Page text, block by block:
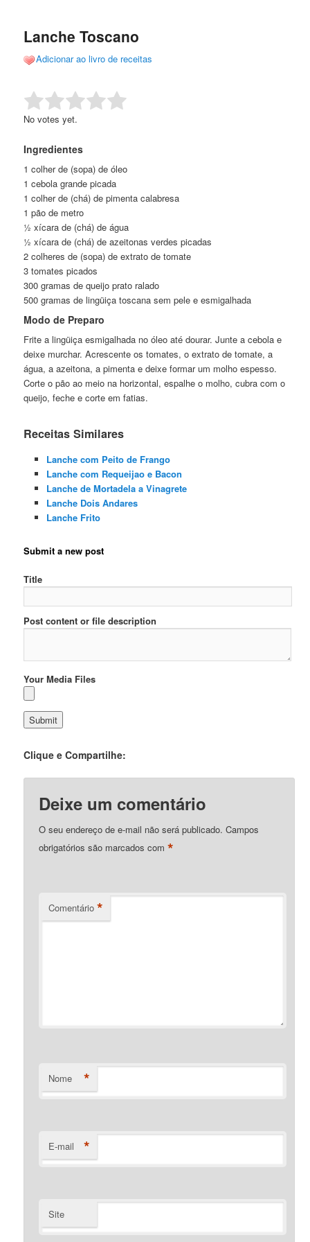
conteúdo
conteúdo
Lanche Toscano
Adicionar ao livro de receitas
Rate this item: Submit Rating
No votes yet.
Ingredientes
1 colher de (sopa) de óleo
1 cebola grande picada
1 colher de (chá) de pimenta calabresa
1 pão de metro
½ xícara de (chá) de água
½ xícara de (chá) de azeitonas verdes picadas
2 colheres de (sopa) de extrato de tomate
3 tomates picados
300 gramas de queijo prato ralado
500 gramas de lingüiça toscana sem pele e esmigalhada
Modo de Preparo
Frite a lingüiça esmigalhada no óleo até dourar. Junte a cebola e
deixe murchar. Acrescente os tomates, o extrato de tomate, a
água, a azeitona, a pimenta e deixe formar um molho espesso.
Corte o pão ao meio na horizontal, espalhe o molho, cubra com o
queijo, feche e corte em fatias.
Receitas Similares
Lanche com Peito de Frango
Lanche com Requeijao e Bacon
Lanche de Mortadela a Vinagrete
Lanche Dois Andares
Lanche Frito
Submit a new post
Title
Post content or file description
Your Media Files
Clique e Compartilhe:
Deixe um comentário
O seu endereço de e-mail não será publicado. Campos
obrigatórios são marcados com*
Comentário *
Nome *
E-mail *
Site